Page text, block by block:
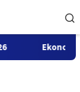
Ekonomi NTT